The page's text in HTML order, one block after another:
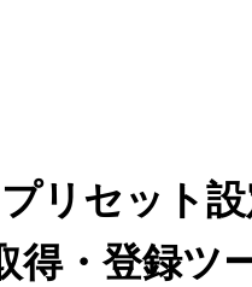
リセット
得・登録ツ